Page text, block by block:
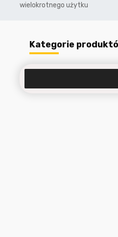
wielokrotnego użytku
Kategorie